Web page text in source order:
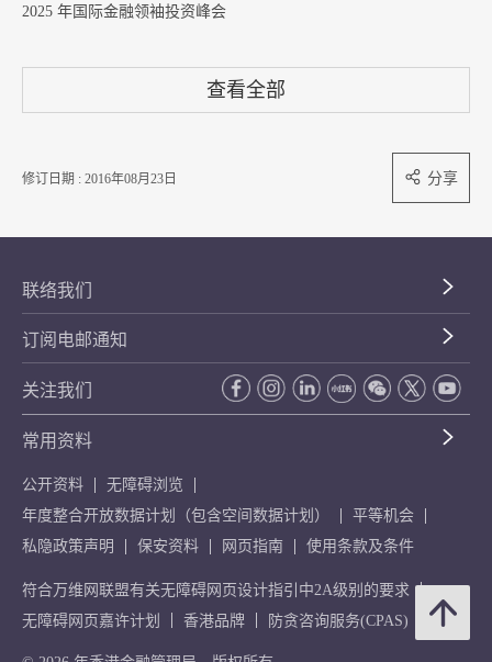
2025 年国际金融领袖投资峰会
查看全部
修订日期 : 2016年08月23日 分享
联络我们
订阅电邮通知
关注我们
常用资料
公开资料
无障碍浏览
年度整合开放数据计划（包含空间数据计划）
平等机会
私隐政策声明
保安资料 网页指南 使用条款及条件
符合万维网联盟有关无障碍网页设计指引中2A级别的要求
无障碍网页嘉许计划
香港品牌 防贪咨询服务(CPAS)